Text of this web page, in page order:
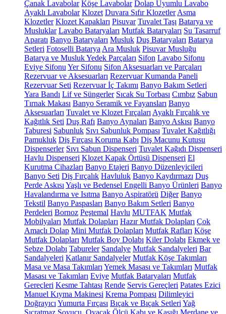
Çanak Lavabolar Köşe Lavabolar Dolap Uyumlu Lavabo
Ayaklı Lavabolar Klozet Duvara Sıfır Klozetler Asma
Klozetler Klozet Kapakları Pisuvar Tuvalet Taşı Batarya ve
Musluklar Lavabo Bataryaları Mutfak Bataryaları Su Tasarruf
Aparatı Banyo Bataryaları Musluk Duş Bataryaları Batarya
Setleri Fotoselli Batarya Ara Musluk Pisuvar Musluğu
Batarya ve Musluk Yedek Parçaları Sifon Lavabo Sifonu
Eviye Sifonu Yer Sifonu Sifon Aksesuarları ve Parçaları
Rezervuar ve Aksesuarları Rezervuar Kumanda Paneli
Rezervuar Seti Rezervuar İç Takımı Banyo Bakım Setleri
Yara Bandı Lif ve Süngerler Sıcak Su Torbası Cımbız Sabun
Tırnak Makası Banyo Seramik ve Fayansları Banyo
Aksesuarları Tuvalet ve Klozet Fırçaları Ayaklı Fırçalık ve
Kağıtlık Seti Duş Rafı Banyo Aynaları Banyo Askısı Banyo
Taburesi Sabunluk Sıvı Sabunluk Pompası Tuvalet Kağıtlığı
Pamukluk Diş Fırçası Koruma Kabı Diş Macunu Kutusu
Dispenserler Sıvı Sabun Dispenseri Tuvalet Kağıdı Dispenseri
Havlu Dispenseri Klozet Kapak Örtüsü Dispenseri El
Kurutma Cihazları Banyo Etajeri Banyo Düzenleyicileri
Banyo Seti Diş Fırçalık Havluluk Banyo Kaydırmazı Duş
Perde Askısı Yaşlı ve Bedensel Engelli Banyo Ürünleri Banyo
Havalandırma ve Isıtma Banyo Aspiratörü Diğer Banyo
Tekstil Banyo Paspasları Banyo Bakım Setleri Banyo
Perdeleri Bornoz Peştemal Havlu MUTFAK Mutfak
Mobilyaları Mutfak Dolapları Hazır Mutfak Dolapları Çok
Amaçlı Dolap Mini Mutfak Dolapları Mutfak Rafları Köşe
Mutfak Dolapları Mutfak Boy Dolabı Kiler Dolabı Ekmek ve
Sebze Dolabı Tabureler Sandalye Mutfak Sandalyeleri Bar
Sandalyeleri Katlanır Sandalyeler Mutfak Köşe Takımları
Masa ve Masa Takımları Yemek Masası ve Takımları Mutfak
Masası ve Takımları Eviye Mutfak Bataryaları Mutfak
Gereçleri Kesme Tahtası Rende Servis Gereçleri Patates Ezici
Manuel Kıyma Makinesi Krema Pompası Dilimleyici
Doğrayıcı Yumurta Fırçası Bıçak ve Bıçak Setleri Yağ
Sıçratmaz Soyucu, Oyacak Ölçü Kabı ve Kaşığı Merdane ve